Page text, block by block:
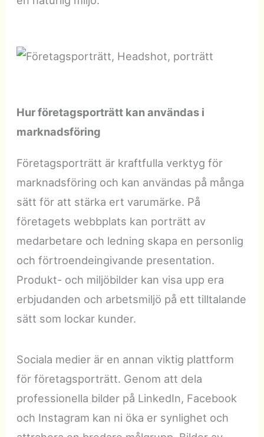
Hur företagsporträtt kan användas i
marknadsföring
Företagsporträtt är kraftfulla verktyg för
marknadsföring och kan användas på många
sätt för att stärka ert varumärke. På
företagets webbplats kan porträtt av
medarbetare och ledning skapa en personlig
och förtroendeingivande presentation.
Produkt- och miljöbilder kan visa upp era
erbjudanden och arbetsmiljö på ett tilltalande
sätt som lockar kunder.
Sociala medier är en annan viktig plattform
för företagsporträtt. Genom att dela
professionella bilder på LinkedIn, Facebook
och Instagram kan ni öka er synlighet och